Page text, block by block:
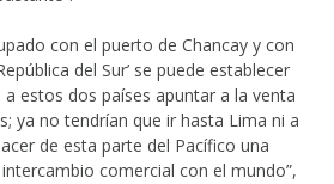
con el puerto de Chancay y con
del Sur’ se puede establecer
estos dos países apuntar a la venta
ya no tendrían que ir hasta Lima ni a
de esta parte del Pacífico una
comercial con el mundo”,